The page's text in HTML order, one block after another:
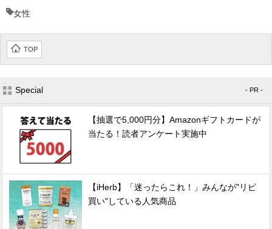
女性
TOP
Special - PR -
【抽選で5,000円分】Amazonギフトカードが
当たる！読者アンケート実施中
【iHerb】「迷ったらこれ！」みんなが"リピ
買い"している人気商品